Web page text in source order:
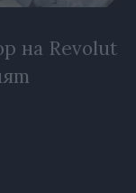
на Revolut